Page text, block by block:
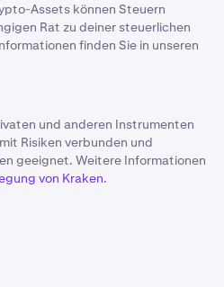
Assets können Steuern
Rat zu deiner steuerlichen
finden Sie in unseren
und anderen Instrumenten
Risiken verbunden und
geeignet. Weitere Informationen
von Kraken.